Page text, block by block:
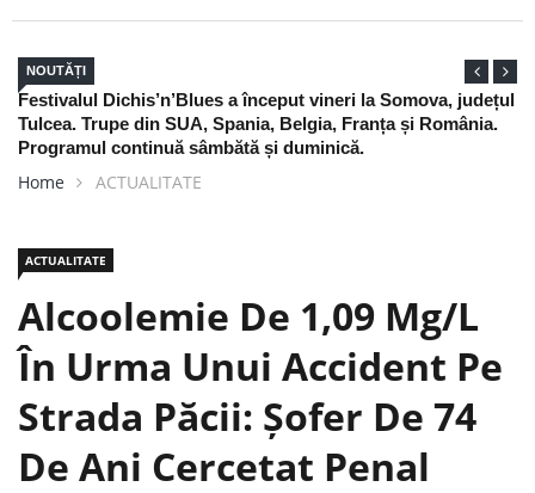
NOUTĂȚI
Nu arunca actele de pescuit din 2025: mai sunt bune trei
săptămâni, dar numai dacă le ai la tine
Home ACTUALITATE
ACTUALITATE
Alcoolemie De 1,09 Mg/l
În Urma Unui Accident Pe
Strada Păcii: Șofer De 74
De Ani Cercetat Penal